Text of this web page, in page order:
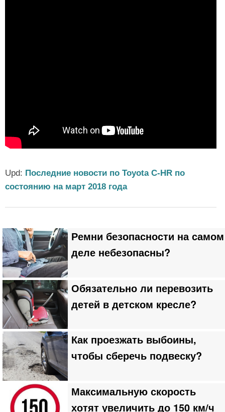
Upd: Последние новости по Toyota C-HR по
состоянию на март 2018 года
Ремни безопасности на самом
деле небезопасны?
Обязательно ли перевозить
детей в детском кресле?
Как проезжать выбоины,
чтобы сберечь подвеску?
Максимальную скорость
хотят увеличить до 150 км/ч